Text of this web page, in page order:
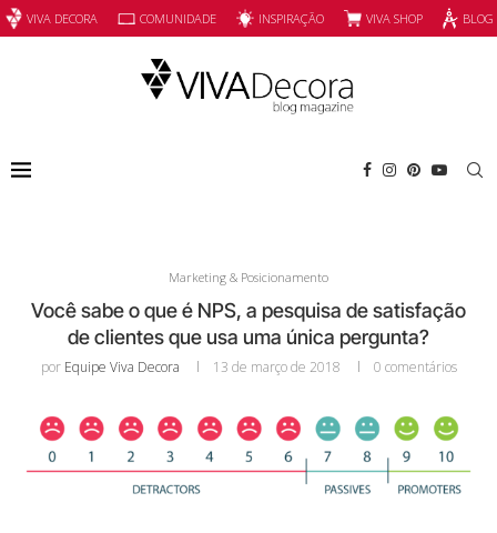
VIVA DECORA COMUNIDADE INSPIRAÇÃO VIVA SHOP
Marketing & Posicionamento
Você sabe o que é NPS, a pesquisa de satisfação
de clientes que usa uma única pergunta?
por Equipe Viva Decora 13 de março de 2018 0 comentários